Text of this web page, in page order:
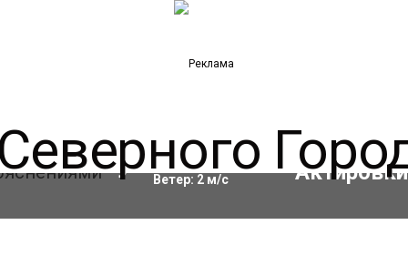
9°C Влажность: 72%
Ветер: 2м/с